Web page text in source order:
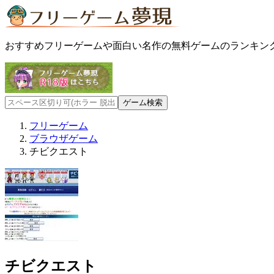
おすすめフリーゲームや面白い名作の無料ゲームのランキン
フリーゲーム
ブラウザゲーム
チビクエスト
チビクエスト